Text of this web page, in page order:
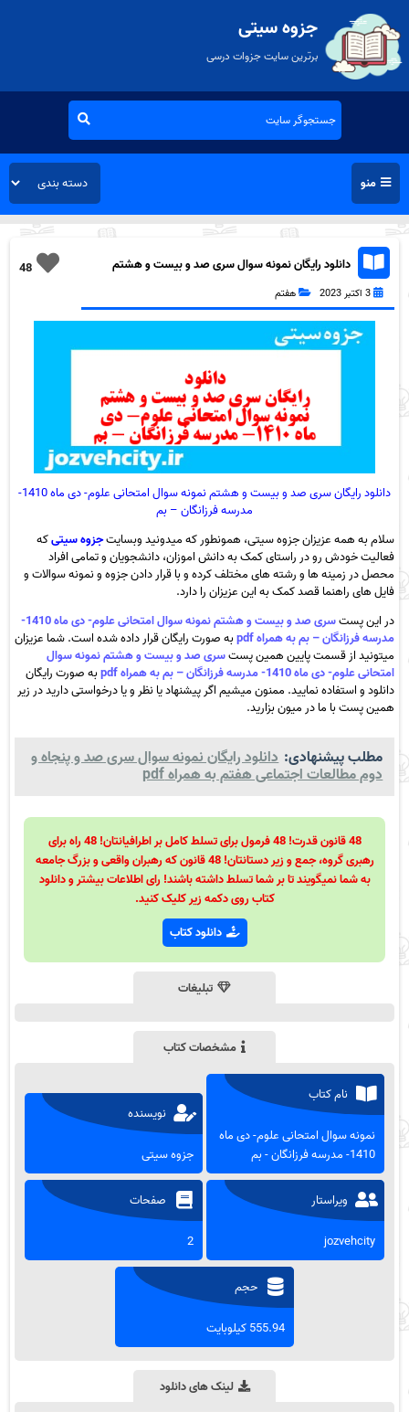
جزوه سیتی
برترین سایت جزوات درسی
منو
48
دانلود رایگان نمونه سوال سری صد و بیست و هشتم
علوم هفتم به همراه pdf
3 اکتبر 2023 هفتم
دانلود رایگان سری صد و بیست و هشتم نمونه سوال امتحانی علوم- دی ماه 1410-
مدرسه فرزانگان – بم
سلام به همه عزیزان جزوه سیتی، همونطور که میدونید وبسایتجزوه سیتیکه
فعالیت خودش رو در راستای کمک به دانش اموزان، دانشجویان و تمامی افراد
محصل در زمینه ها و رشته های مختلف کرده و با قرار دادن جزوه و نمونه سوالات و
فایل های راهنما قصد کمک به این عزیزان را دارد.
در این پست
سری صد و بیست و هشتم نمونه سوال امتحانی علوم- دی ماه 1410-
مدرسه فرزانگان – بم به همراه pdf
به صورت رایگان قرار داده شده است. شما عزیزان
میتونید از قسمت پایین همین پستسری صد و بیست و هشتم نمونه سوال
امتحانی علوم- دی ماه 1410- مدرسه فرزانگان – بم به همراه pdf
به صورت رایگان
دانلود و استفاده نمایید. ممنون میشیم اگر پیشنهاد یا نظر و یا درخواستی دارید در زیر
همین پست با ما در میون بزارید.
مطلب پیشنهادی: دانلود رایگان نمونه سوال سری صد و پنجاه و
دوم مطالعات اجتماعی هفتم به همراه pdf
48 قانون قدرت! 48 فرمول برای تسلط کامل بر اطرافیانتان! 48 راه برای
رهبری گروه، جمع و زیر دستانتان! 48 قانون که رهبران واقعی و بزرگ جامعه
به شما نمیگویند تا بر شما تسلط داشته باشند! رای اطلاعات بیشتر و دانلود
کتاب روی دکمه زیر کلیک کنید.
دانلود کتاب
تبلیغات
مشخصات کتاب
نام کتاب
نمونه سوال امتحانی علوم- دی ماه
1410- مدرسه فرزانگان - بم
نویسنده
جزوه سیتی
ویراستار
jozvehcity
صفحات
2
حجم
555.94 کیلوبایت
لینک های دانلود